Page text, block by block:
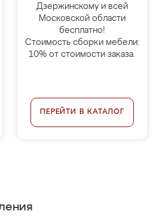
Дзержинскому и всей
Московской области
бесплатно!
Стоимость сборки мебели:
10% от стоимости заказа.
ПЕРЕЙТИ В КАТАЛОГ